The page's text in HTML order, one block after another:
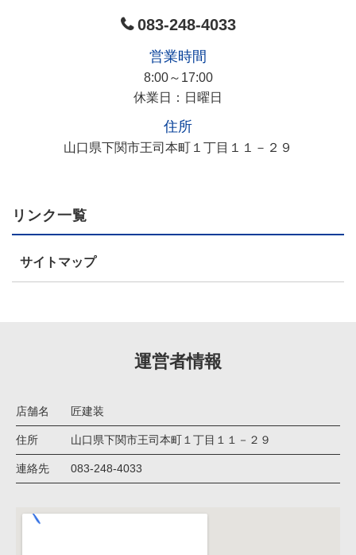
​083-248-4033
営業時間
8:00～17:00
休業日：日曜日
住所
山口県下関市王司本町１丁目１１－２９
リンク一覧
サイトマップ
運営者情報
店舗名 匠建装
住所 山口県下関市王司本町１丁目１１－２９
連絡先 083-248-4033